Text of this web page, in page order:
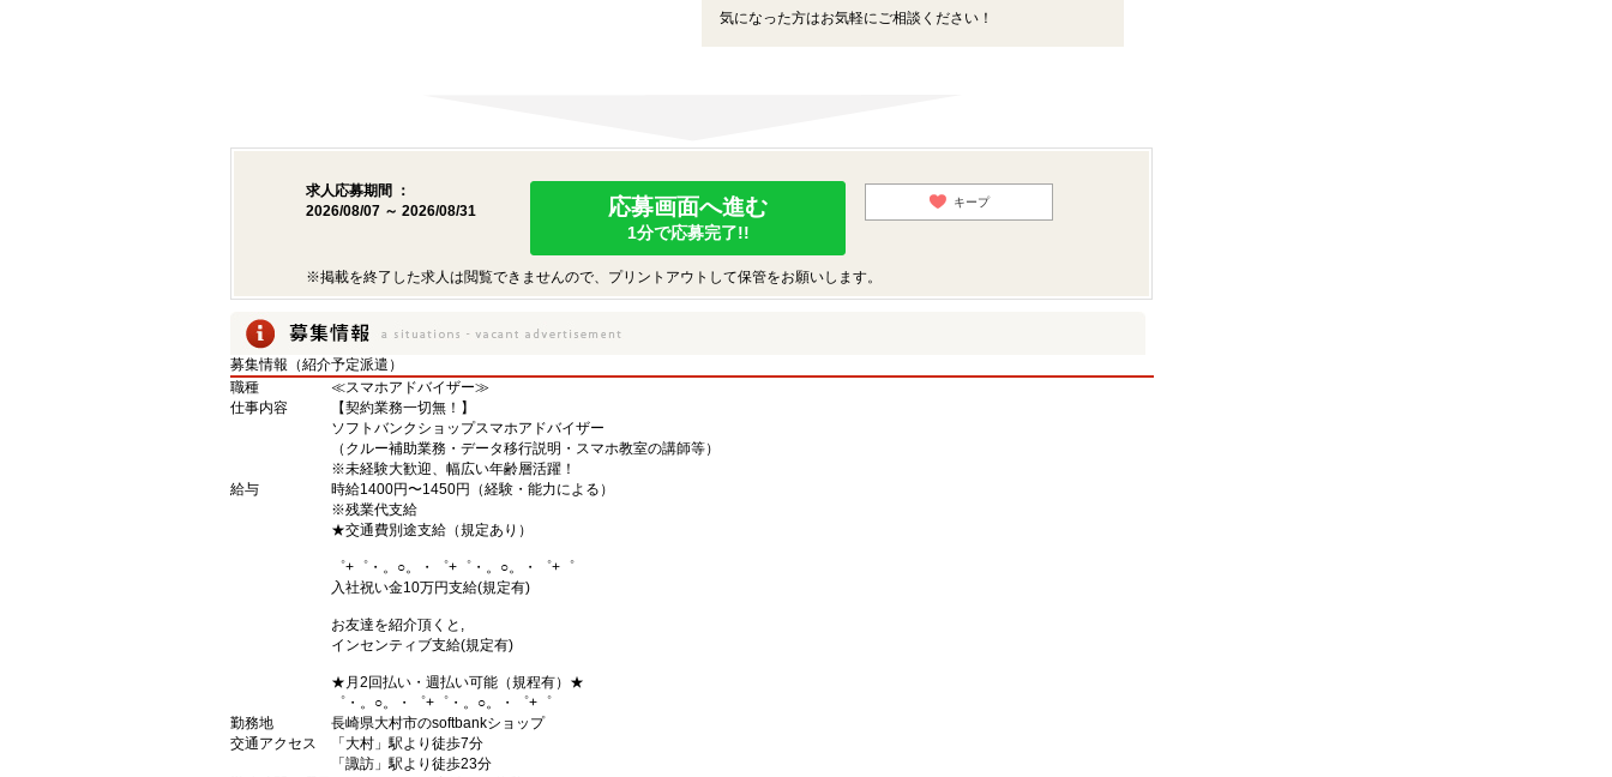
気になった方はお気軽にご相談ください！
求人応募期間 ：
2026/08/07 ～ 2026/08/31
応募画面へ進む
1分で応募完了!!
キープ
※掲載を終了した求人は閲覧できませんので、プリントアウトして保管をお願いします。
募集情報（紹介予定派遣）
職種
≪スマホアドバイザー≫
仕事内容
【契約業務一切無！】
ソフトバンクショップスマホアドバイザー
（クルー補助業務・データ移行説明・スマホ教室の講師等）
※未経験大歓迎、幅広い年齢層活躍！
給与
時給1400円〜1450円（経験・能力による）
※残業代支給
★交通費別途支給（規定あり）
゜+゜・。○。・゜+゜・。○。・゜+゜
入社祝い金10万円支給(規定有)
お友達を紹介頂くと,
インセンティブ支給(規定有)
★月2回払い・週払い可能（規程有）★
゜・。○。・゜+゜・。○。・゜+゜
勤務地
長崎県大村市のsoftbankショップ
交通アクセス
「大村」駅より徒歩7分
「諏訪」駅より徒歩23分